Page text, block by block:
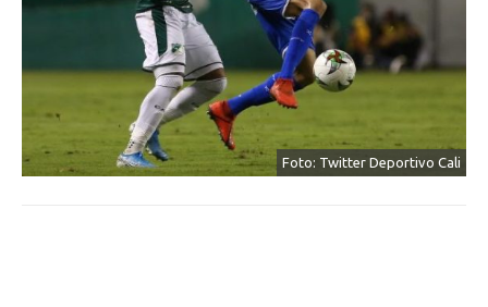
Foto: Twitter Deportivo Cali